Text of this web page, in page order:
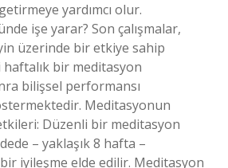
yardımcı olur.
işe yarar? Son çalışmalar,
üzerinde bir etkiye sahip
bir meditasyon
bilişsel performansı
Meditasyonun
Düzenli bir meditasyon
– yaklaşık 8 hafta –
bir iyileşme elde edilir. Meditasyon